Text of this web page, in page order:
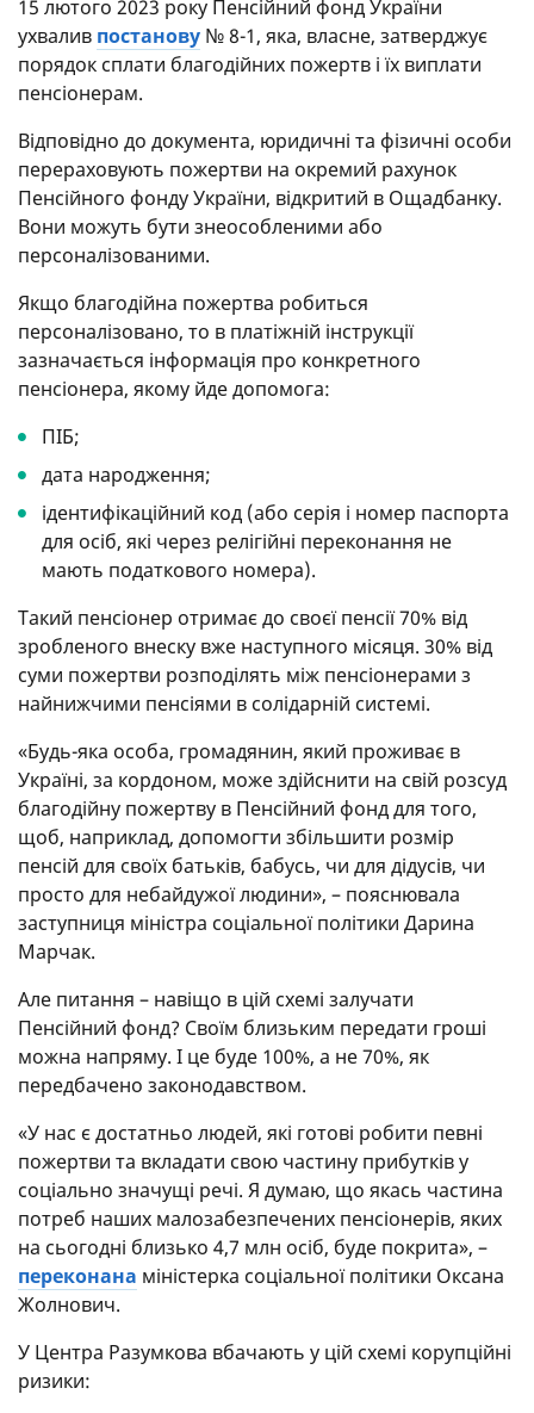
15 лютого 2023 року Пенсійний фонд України
ухвалив постанову № 8-1, яка, власне, затверджує
порядок сплати благодійних пожертв і їх виплати
пенсіонерам.
Відповідно до документа, юридичні та фізичні особи
перераховують пожертви на окремий рахунок
Пенсійного фонду України, відкритий в Ощадбанку.
Вони можуть бути знеособленими або
персоналізованими.
Якщо благодійна пожертва робиться
персоналізовано, то в платіжній інструкції
зазначається інформація про конкретного
пенсіонера, якому йде допомога:
ПІБ;
дата народження;
ідентифікаційний код (або серія і номер паспорта
для осіб, які через релігійні переконання не
мають податкового номера).
Такий пенсіонер отримає до своєї пенсії 70% від
зробленого внеску вже наступного місяця. 30% від
суми пожертви розподілять між пенсіонерами з
найнижчими пенсіями в солідарній системі.
«Будь-яка особа, громадянин, який проживає в
Україні, за кордоном, може здійснити на свій розсуд
благодійну пожертву в Пенсійний фонд для того,
щоб, наприклад, допомогти збільшити розмір
пенсій для своїх батьків, бабусь, чи для дідусів, чи
просто для небайдужої людини», – пояснювала
заступниця міністра соціальної політики Дарина
Марчак.
Але питання – навіщо в цій схемі залучати
Пенсійний фонд? Своїм близьким передати гроші
можна напряму. І це буде 100%, а не 70%, як
передбачено законодавством.
«У нас є достатньо людей, які готові робити певні
пожертви та вкладати свою частину прибутків у
соціально значущі речі. Я думаю, що якась частина
потреб наших малозабезпечених пенсіонерів, яких
на сьогодні близько 4,7 млн осіб, буде покрита», –
переконана міністерка соціальної політики Оксана
Жолнович.
У Центра Разумкова вбачають у цій схемі корупційні
ризики: